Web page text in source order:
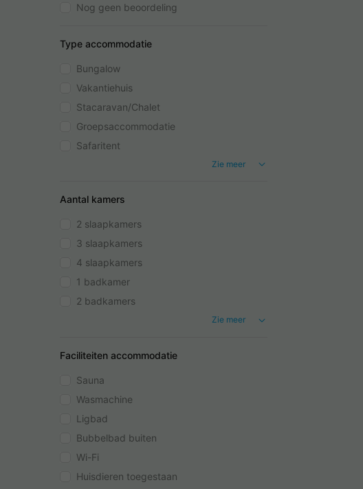
Nog geen beoordeling
Type accommodatie
Bungalow
Vakantiehuis
Stacaravan/Chalet
Groepsaccommodatie
Safaritent
Zie meer
Aantal kamers
2 slaapkamers
3 slaapkamers
4 slaapkamers
1 badkamer
2 badkamers
Zie meer
Faciliteiten accommodatie
Sauna
Wasmachine
Ligbad
Bubbelbad buiten
Wi-Fi
Huisdieren toegestaan